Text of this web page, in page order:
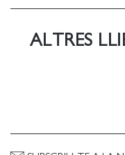
sus padres en un
Shannon, una
ALTRES